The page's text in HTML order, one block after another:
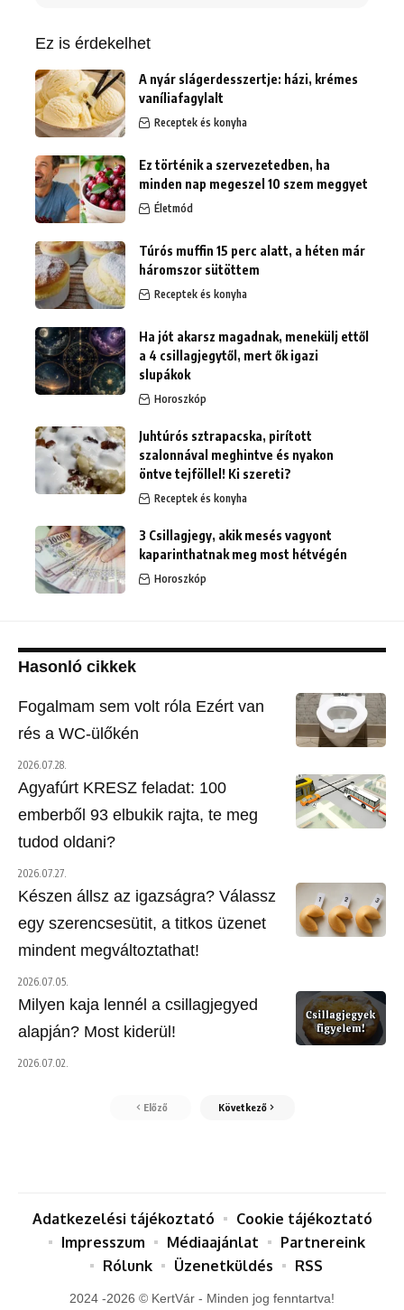
Ez is érdekelhet
A nyár slágerdesszertje: házi, krémes
vaníliafagylalt
Receptek és konyha
Ez történik a szervezetedben, ha
minden nap megeszel 10 szem meggyet
Életmód
Túrós muffin 15 perc alatt, a héten már
háromszor sütöttem
Receptek és konyha
Ha jót akarsz magadnak, menekülj ettől
a 4 csillagjegytől, mert ők igazi
slupákok
Horoszkóp
Juhtúrós sztrapacska, pirított
szalonnával meghintve és nyakon
öntve tejföllel! Ki szereti?
Receptek és konyha
3 Csillagjegy, akik mesés vagyont
kaparinthatnak meg most hétvégén
Horoszkóp
Hasonló cikkek
Fogalmam sem volt róla Ezért van
rés a WC-ülőkén
2026.07.28.
Agyafúrt KRESZ feladat: 100
emberből 93 elbukik rajta, te meg
tudod oldani?
2026.07.27.
Készen állsz az igazságra? Válassz
egy szerencsesütit, a titkos üzenet
mindent megváltoztathat!
2026.07.05.
Milyen kaja lennél a csillagjegyed
alapján? Most kiderül!
2026.07.02.
Előző Következő
2024 -2026 © KertVár - Minden jog fenntartva!
Adatkezelési tájékoztató
Cookie tájékoztató
Impresszum
Médiaajánlat
Partnereink
Rólunk
Üzenetküldés RSS